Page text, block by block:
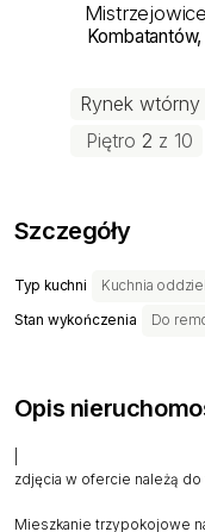
Kombatantów,
Rynek wtórny
Piętro 2 z 10
Szczegóły
Typ kuchni Kuchnia
Stan wykończenia Do
Opis
zdjęcia w ofercie należą do
Mieszkanie trzypokojowe